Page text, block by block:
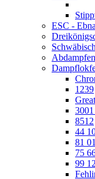
ESC -
1239
8512
44
81
75
99